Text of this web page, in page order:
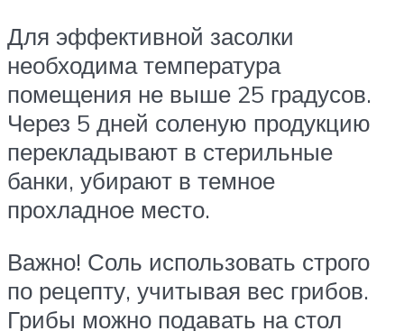
Для эффективной засолки
необходима температура
помещения не выше 25 градусов.
Через 5 дней соленую продукцию
перекладывают в стерильные
банки, убирают в темное
прохладное место.
Важно! Соль использовать строго
по рецепту, учитывая вес грибов.
Грибы можно подавать на стол